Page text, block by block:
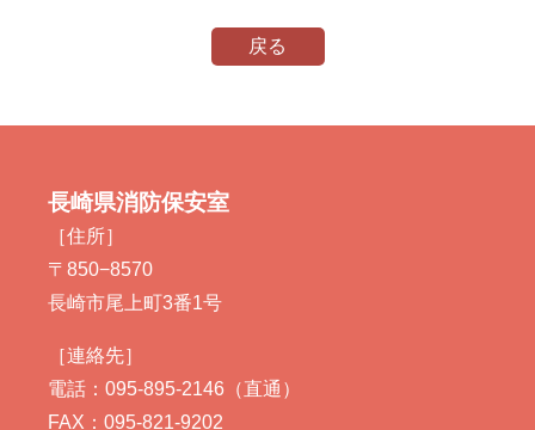
戻る
長崎県消防保安室
［住所］
〒850−8570
長崎市尾上町3番1号
［連絡先］
電話：095-895-2146（直通）
FAX：095-821-9202